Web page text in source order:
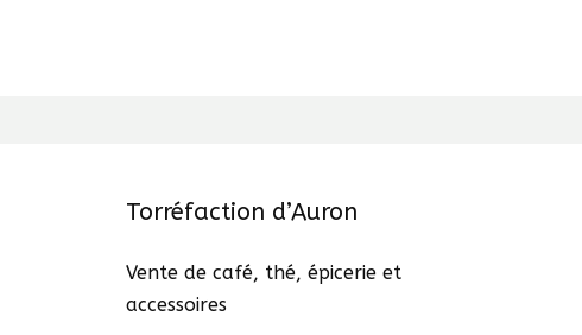
Torréfaction d’Auron
Vente de café, thé, épicerie et
accessoires